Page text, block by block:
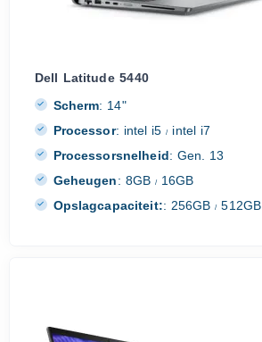
Dell Latitude 5440
Scherm: 14"
Processor: intel i5/ intel i7
Processorsnelheid: Gen. 13
Geheugen: 8GB / 16GB
Opslagcapaciteit:: 256GB/ 512GB